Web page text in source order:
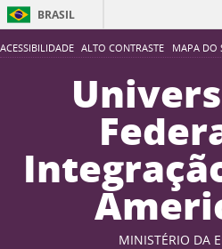
ACESSIBILIDADE ALTO CONTRASTE MAPA DO
BRASIL
MINISTÉRIO DA